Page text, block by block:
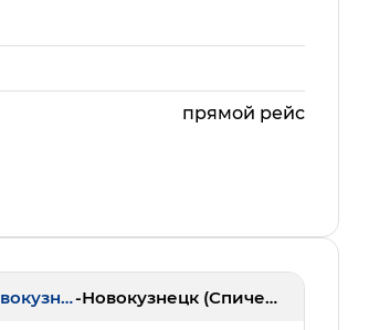
прямой рейс
Новокузнецк- Новокузнецк (Спиченково)